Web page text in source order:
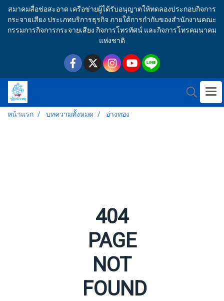
สมาคมสื่อช่อสะอาด เครือข่ายผู้ได้รับอนุญาตให้ทดลองประกอบกิจการ
กระจายเสียง ประเภทบริการธุรกิจ ภายใต้การกำกับของสำนักงานคณะ
กรรมการกิจการกระจายเสียง กิจการโทรทัศน์ และกิจการโทรคมนาคม
แห่งชาติ
หน้าแรก บทความทั้งหมด อ่างทอง
404
PAGE
NOT
FOUND